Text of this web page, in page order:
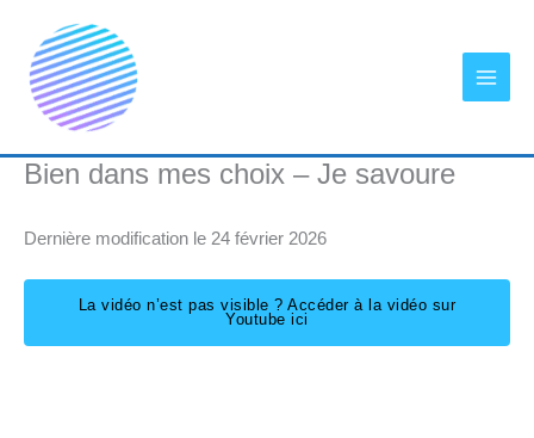
contenu
Bien dans mes choix – Je savoure
Dernière modification le 24 février 2026
La vidéo n’est pas visible ? Accéder à la vidéo sur
Youtube ici